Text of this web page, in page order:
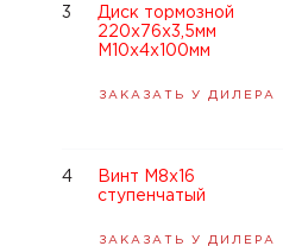
Диск тормозной
220x76x3,5мм
М10х4х100мм
ЗАКАЗАТЬ У ДИЛЕРА
3
Винт M8x16
ступенчатый
ЗАКАЗАТЬ У ДИЛЕРА
4